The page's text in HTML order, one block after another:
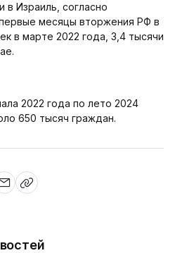
Израиль, согласно
месяцы вторжения РФ в
в марте 2022 года, 3,4 тысячи
2022 года по лето 2024
650 тысяч граждан.